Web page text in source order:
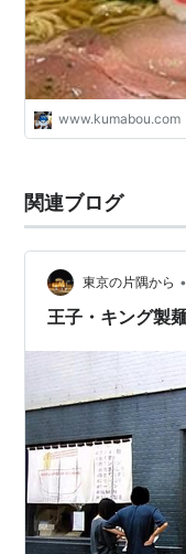
www.kumabou.com
関連ブログ
東京の片隅から •
王子・キング製